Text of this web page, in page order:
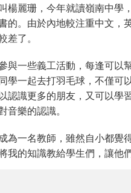
楊麗珊，今年就讀嶺南中學
的。由於內地較注重中文，
差了。
與一些義工活動，每逢可以
學一起去打羽毛球，不僅可
認識更多的朋友，又可以學
音樂的認識。
為一名教師，雖然自小都覺
我的知識教給學生們，讓他